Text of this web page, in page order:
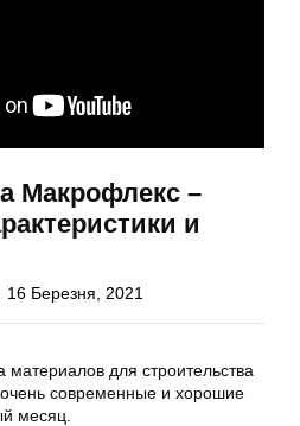
Макрофлекс –
и
16 Березня, 2021
для строительства
современные и хорошие
месяц.